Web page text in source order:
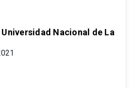
Nacional de La